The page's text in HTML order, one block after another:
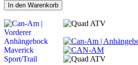
In den Warenkorb